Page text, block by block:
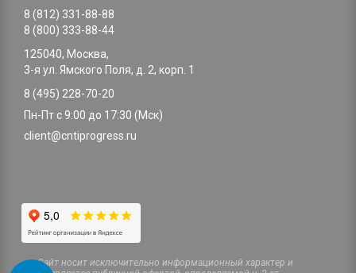
8 (812) 331-88-88
8 (800) 333-88-44
125040, Москва,
3-я ул. Ямского Поля, д. 2, корп. 1
8 (495) 228-70-20
Пн-Пт с 9:00 до 17:30 (Мск)
client@cntiprogress.ru
Cайт носит исключительно информационный характер и